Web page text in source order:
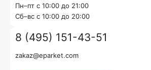
Пн–пт с 10:00 до 21:00
Cб–вс с 10:00 до 20:00
8 (495) 151-43-51
zakaz@eparket.com